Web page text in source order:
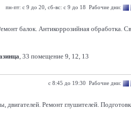
пн-пт: с 9 до 20, сб-вс: с 9 до 18 Рабочие дни:
балок. Антикоррозийная обработка.
, 33 помещение 9, 12, 13
с 8:45 до 19:30 Рабочие дни:
двигателей. Ремонт глушителей.